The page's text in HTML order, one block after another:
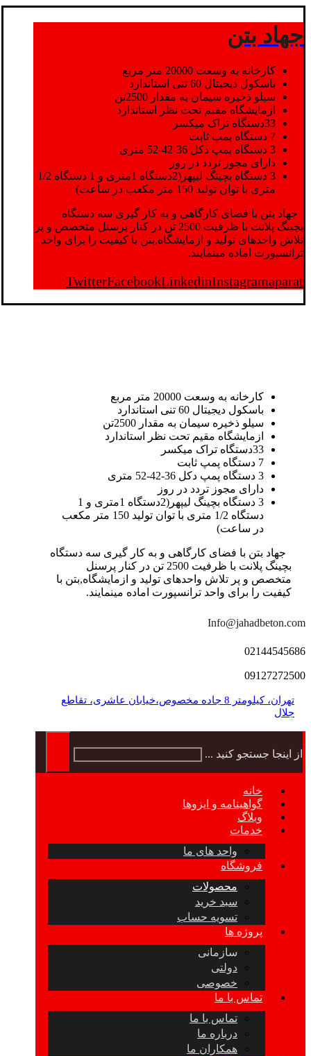
جهاد بتن
کارخانه به وسعت 20000 متر مربع
باسکول دیجیتال 60 تنی استاندارد
سیلو ذخیره سیمان به مقدار 2500تن
ازمایشگاه مقیم تحت نظر استاندارد
33دستگاه تراک میکسر
7 دستگاه پمپ ثابت
3 دستگاه پمپ دکل 36-42-52 متری
دارای مجوز تردد در روز
3 دستگاه بچینگ لیپهر(2دستگاه 1متری و 1 دستگاه 1/2
متری با توان تولید 150 متر مکعب در ساعت)
جهاد بتن با فضای کارگاهی و به کار گیری سه دستگاه
بچینگ پلانت با ظرفیت 2500 تن در کنار پرسنل متخصص و پر
تلاش واحدهای تولید و ازمایشگاه,بتن با کیفیت را برای واحد
ترانسپورت اماده مینمایند.
TwitterFacebookLinkedinInstagramaparat
کارخانه به وسعت 20000 متر مربع
باسکول دیجیتال 60 تنی استاندارد
سیلو ذخیره سیمان به مقدار 2500تن
ازمایشگاه مقیم تحت نظر استاندارد
33دستگاه تراک میکسر
7 دستگاه پمپ ثابت
3 دستگاه پمپ دکل 36-42-52 متری
دارای مجوز تردد در روز
3 دستگاه بچینگ لیپهر(2دستگاه 1متری و 1
دستگاه 1/2 متری با توان تولید 150 متر مکعب
در ساعت)
جهاد بتن با فضای کارگاهی و به کار گیری سه دستگاه
بچینگ پلانت با ظرفیت 2500 تن در کنار پرسنل
متخصص و پر تلاش واحدهای تولید و ازمایشگاه,بتن با
کیفیت را برای واحد ترانسپورت اماده مینمایند.
Info@jahadbeton.com
02144545686
09127272500
تهران، کیلومتر 8 جاده مخصوص،خیابان عاشری، تقاطع
جلال
از اینجا جستجو کنید ...
خانه
گواهینامه و ایزوها
وبلاگ
خدمات
واحد های ما
فروشگاه
محصولات
سبد خرید
تسویه حساب
پروژه ها
سازمانی
دولتی
خصوصی
تماس با ما
تماس با ما
درباره ما
همکاران ما